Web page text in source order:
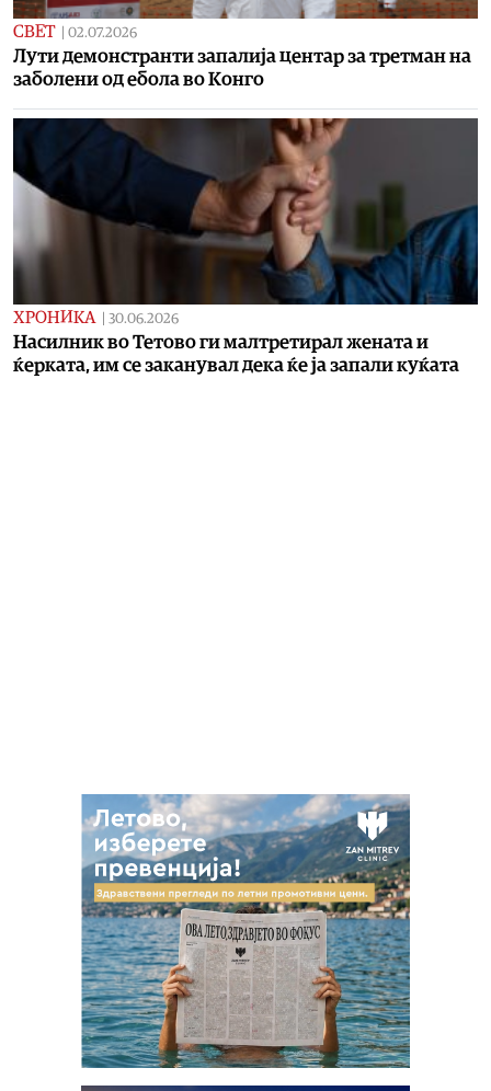
СВЕТ 02.07.2026
Лути демонстранти запалија центар за третман на
заболени од ебола во Конго
ХРОНИКА 30.06.2026
Насилник во Тетово ги малтретирал жената и
ќерката, им се заканувал дека ќе ја запали куќата